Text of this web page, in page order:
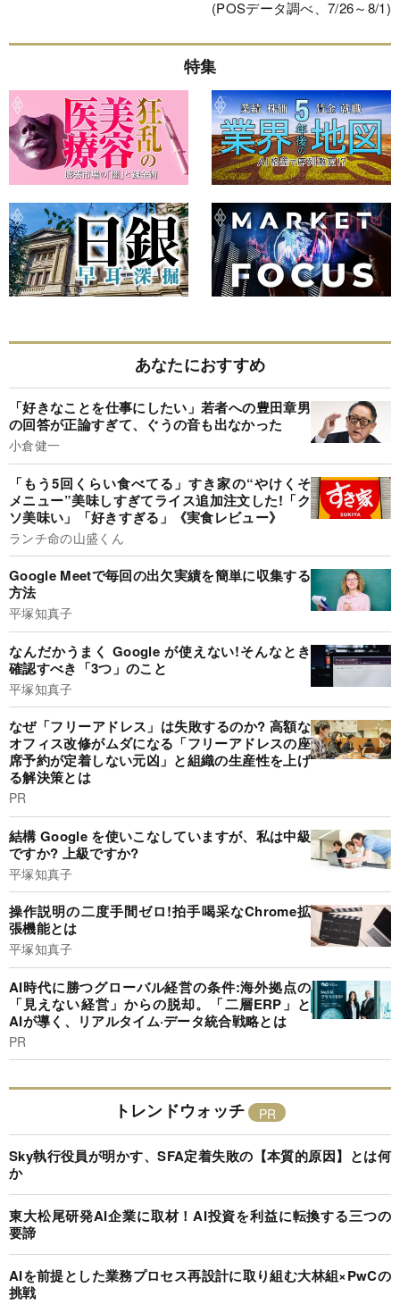
(POSデータ調べ、7/26～8/1)
特集
あなたにおすすめ
「好きなことを仕事にしたい」若者への豊田章男
の回答が正論すぎて、ぐうの音も出なかった
小倉健一
「もう5回くらい食べてる」すき家の“やけくそ
メニュー”美味しすぎてライス追加注文した!「ク
ソ美味い」「好きすぎる」《実食レビュー》
ランチ命の山盛くん
Google Meetで毎回の出欠実績を簡単に収集する
方法
平塚知真子
なんだかうまく Google が使えない!そんなとき
確認すべき「3つ」のこと
平塚知真子
なぜ「フリーアドレス」は失敗するのか? 高額な
オフィス改修がムダになる「フリーアドレスの座
席予約が定着しない元凶」と組織の生産性を上げ
る解決策とは
PR
結構 Google を使いこなしていますが、私は中級
ですか? 上級ですか?
平塚知真子
操作説明の二度手間ゼロ!拍手喝采なChrome拡
張機能とは
平塚知真子
AI時代に勝つグローバル経営の条件:海外拠点の
「見えない経営」からの脱却。「二層ERP」と
AIが導く、リアルタイム·データ統合戦略とは
PR
トレンドウォッチ
Sky執行役員が明かす、SFA定着失敗の【本質的原因】とは何
か
東大松尾研発AI企業に取材！AI投資を利益に転換する三つの
要諦
AIを前提とした業務プロセス再設計に取り組む大林組×PwCの
挑戦